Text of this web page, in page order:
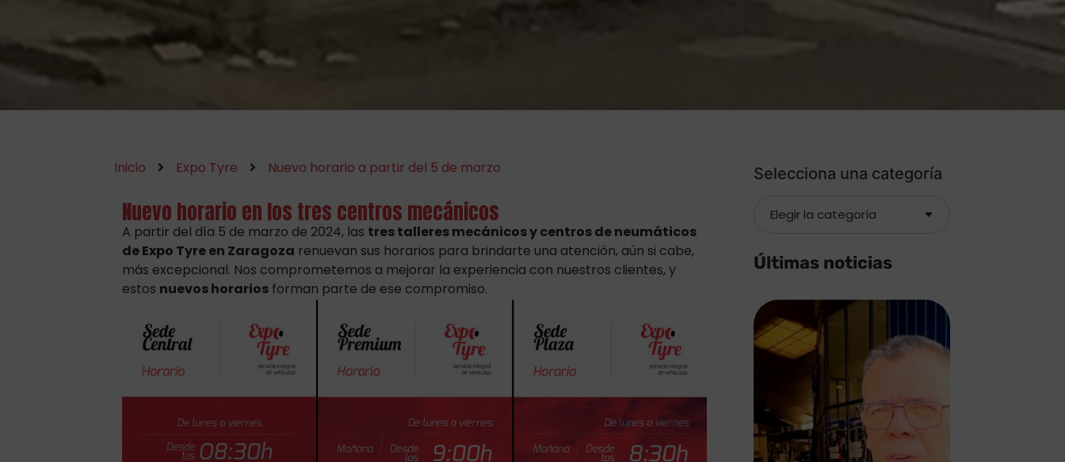
Inicio Expo Tyre Nuevo horario a partir del 5 de marzo
Nuevo horario en los tres centros mecánicos
A partir del día 5 de marzo de 2024, las tres talleres mecánicos y centros de neumáticos
de Expo Tyre en Zaragoza renuevan sus horarios para brindarte una atención, aún si cabe,
más excepcional. Nos comprometemos a mejorar la experiencia con nuestros clientes, y
estos nuevos horarios forman parte de ese compromiso.
Selecciona una categoría
Últimas noticias